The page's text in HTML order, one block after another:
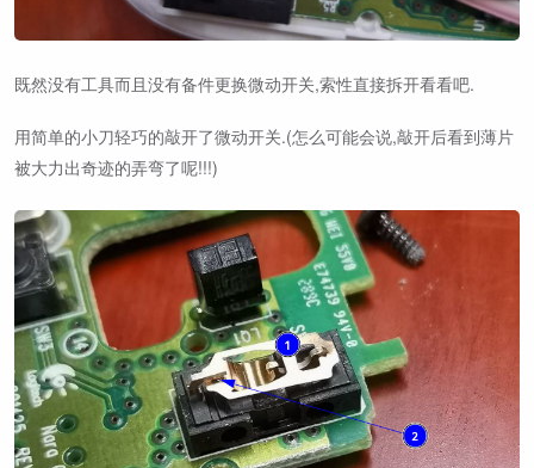
既然没有工具而且没有备件更换微动开关,索性直接拆开看看吧.
用简单的小刀轻巧的敲开了微动开关.(怎么可能会说,敲开后看到薄片
被大力出奇迹的弄弯了呢!!!)